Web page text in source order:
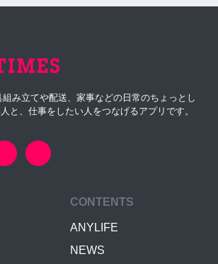
み立てや配送、家事などの日常のちょっとし
と、仕事をしたい人をつなげるアプリです。
CONTENTS
ANYLIFE
NEWS